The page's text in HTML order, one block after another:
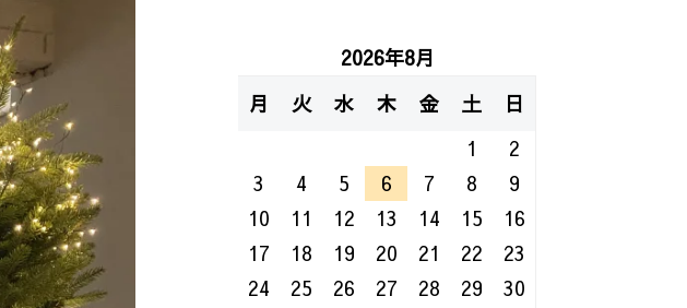
2026年8月
月
火 水 木 金 土
日
1
2
3
4 5 6 7 8
9
10
11 12 13 14 15
16
17
18 19 20 21 22
23
24
25 26 27 28 29
30